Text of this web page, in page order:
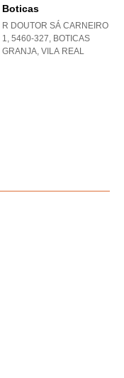
Boticas
R DOUTOR SÁ CARNEIRO
1, 5460-327, BOTICAS
GRANJA, VILA REAL